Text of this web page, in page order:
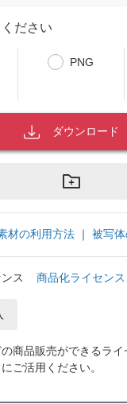
ださい
PNG
ダウンロード
材の利用方法 ｜ 被写
ス 商品化ライセンス
商品販売ができるライ
ご活用ください。